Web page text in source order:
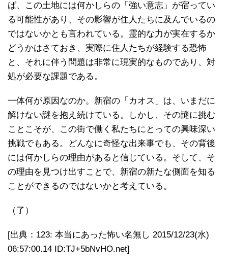
ば、この土地には何かしらの「強い意志」が宿ってい
る可能性があり、その影響が住人たちに及んでいるの
ではないかとも言われている。霊的な力が実在するか
どうかはさておき、実際に住人たちが経験する恐怖
と、それに伴う問題は非常に現実的なものであり、対
処が必要な課題である。
一体何が原因なのか。新宿の「カオス」は、いまだに
解けない謎を抱え続けている。しかし、その謎に挑む
ことこそが、この街で働く私たちにとっての興味深い
挑戦でもある。どんなに奇怪な出来事でも、その背後
には何かしらの理由があると信じている。そして、そ
の理由を見つけ出すことで、新宿の新たな側面を知る
ことができるのではないかと考えている。
（了）
[出典：123: 本当にあった怖い名無し 2015/12/23(水)
06:57:00.14 ID:TJ+5bNvHO.net]